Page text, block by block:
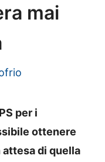
mai
per i
ottenere
di quella